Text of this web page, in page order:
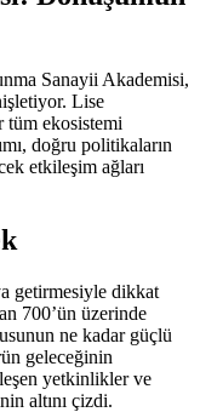
Sanayii Akademisi,
Lise
tüm ekosistemi
doğru politikaların
etkileşim ağları
getirmesiyle dikkat
700’ün üzerinde
ne kadar güçlü
geleceğinin
yetkinlikler ve
altını çizdi.